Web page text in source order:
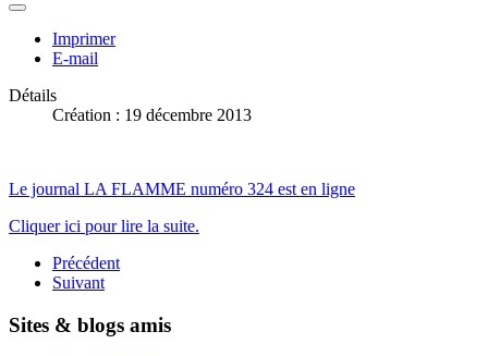
Imprimer
E-mail
Détails
Création : 19 décembre 2013
Le journal LA FLAMME numéro 324 est en ligne
Cliquer ici pour lire la suite.
Précédent
Suivant
Sites & blogs amis